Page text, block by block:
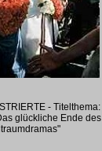
- Titelthema:
glückliche Ende des